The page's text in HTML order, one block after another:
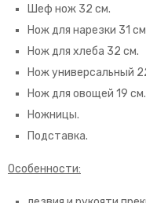
Шеф нож 32 см.
Нож для нарезки 31
Нож для хлеба 32 см.
Нож универсальный
Нож для овощей 19 см.
Ножницы.
Подставка.
Особенности: